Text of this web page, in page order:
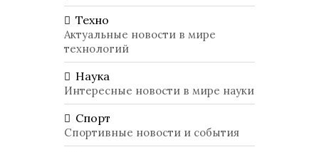
Техно
Актуальные новости в мире
технологий
Наука
Интересные новости в мире науки
Спорт
Спортивные новости и события